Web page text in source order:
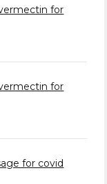
for
for
for covid